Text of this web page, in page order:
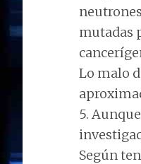
mutadas
Lo malo
5.
Según